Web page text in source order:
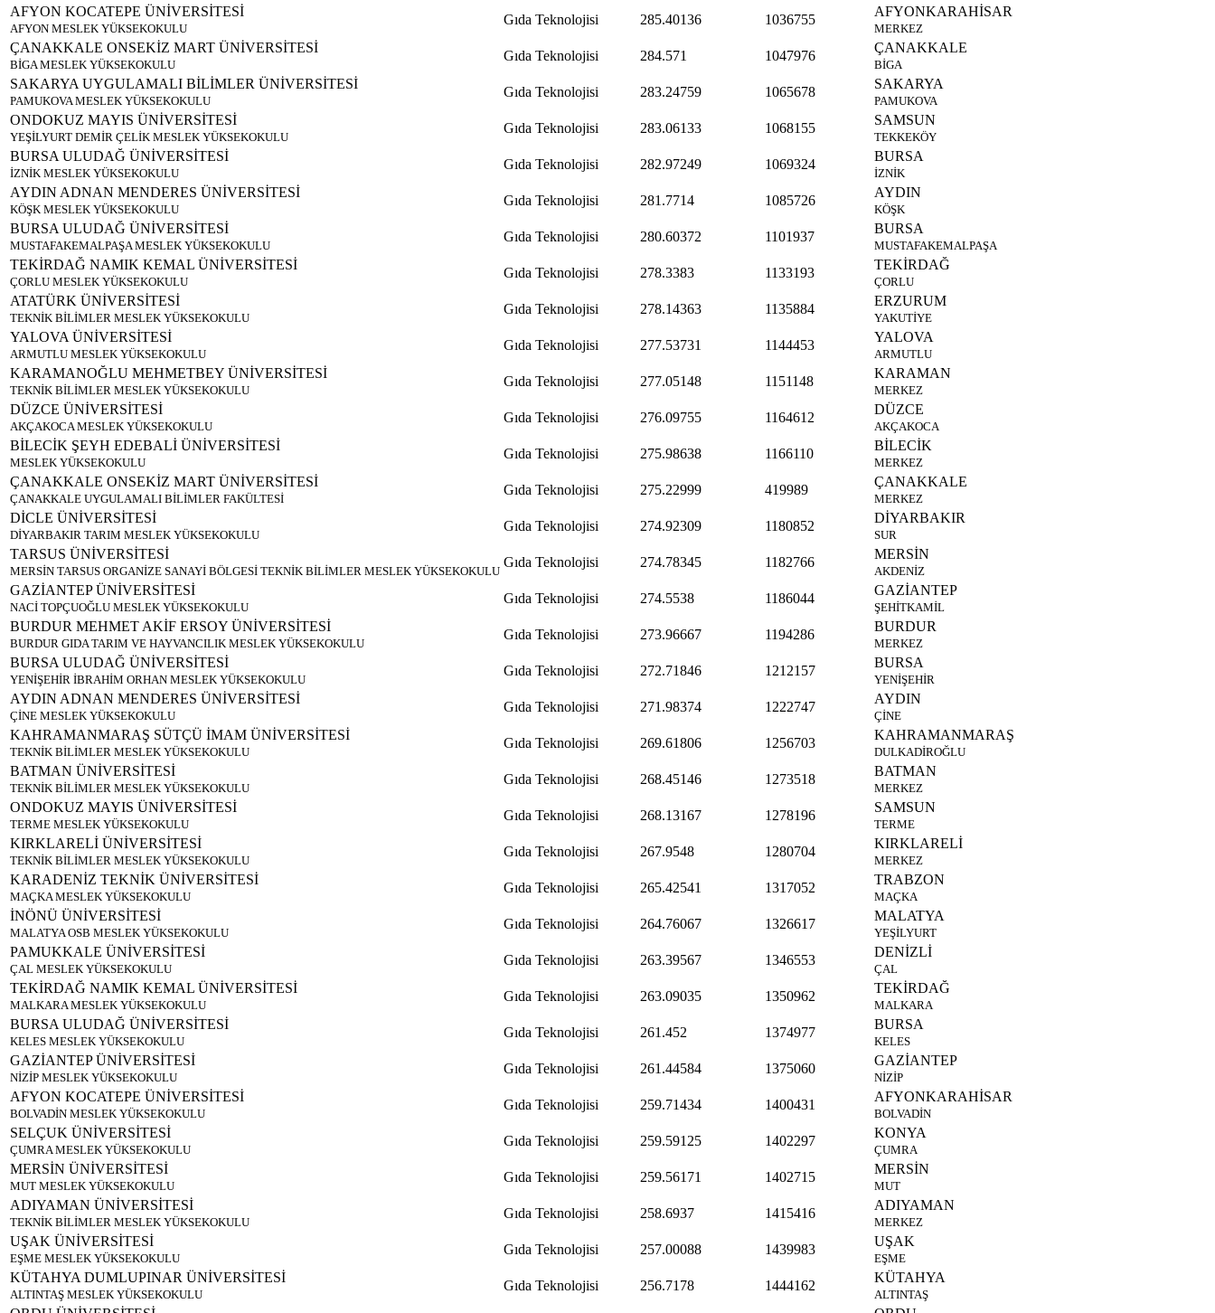
AFYON KOCATEPE ÜNİVERSİTESİ
AFYON MESLEK YÜKSEKOKULU
Gıda Teknolojisi 285.40136 1036755
AFYONKARAHİSAR
MERKEZ
ÇANAKKALE ONSEKİZ MART ÜNİVERSİTESİ
BİGA MESLEK YÜKSEKOKULU
Gıda Teknolojisi 284.571 1047976
ÇANAKKALE
BİGA
SAKARYA UYGULAMALI BİLİMLER ÜNİVERSİTESİ
PAMUKOVA MESLEK YÜKSEKOKULU
Gıda Teknolojisi 283.24759 1065678
SAKARYA
PAMUKOVA
ONDOKUZ MAYIS ÜNİVERSİTESİ
YEŞİLYURT DEMİR ÇELİK MESLEK YÜKSEKOKULU
Gıda Teknolojisi 283.06133 1068155
SAMSUN
TEKKEKÖY
BURSA ULUDAĞ ÜNİVERSİTESİ
İZNİK MESLEK YÜKSEKOKULU
Gıda Teknolojisi 282.97249 1069324
BURSA
İZNİK
AYDIN ADNAN MENDERES ÜNİVERSİTESİ
KÖŞK MESLEK YÜKSEKOKULU
Gıda Teknolojisi 281.7714 1085726
AYDIN
KÖŞK
BURSA ULUDAĞ ÜNİVERSİTESİ
MUSTAFAKEMALPAŞA MESLEK YÜKSEKOKULU
Gıda Teknolojisi 280.60372 1101937
BURSA
MUSTAFAKEMALPAŞA
TEKİRDAĞ NAMIK KEMAL ÜNİVERSİTESİ
ÇORLU MESLEK YÜKSEKOKULU
Gıda Teknolojisi 278.3383 1133193
TEKİRDAĞ
ÇORLU
ATATÜRK ÜNİVERSİTESİ
TEKNİK BİLİMLER MESLEK YÜKSEKOKULU
Gıda Teknolojisi 278.14363 1135884
ERZURUM
YAKUTİYE
YALOVA ÜNİVERSİTESİ
ARMUTLU MESLEK YÜKSEKOKULU
Gıda Teknolojisi 277.53731 1144453
YALOVA
ARMUTLU
KARAMANOĞLU MEHMETBEY ÜNİVERSİTESİ
TEKNİK BİLİMLER MESLEK YÜKSEKOKULU
Gıda Teknolojisi 277.05148 1151148
KARAMAN
MERKEZ
DÜZCE ÜNİVERSİTESİ
AKÇAKOCA MESLEK YÜKSEKOKULU
Gıda Teknolojisi 276.09755 1164612
DÜZCE
AKÇAKOCA
BİLECİK ŞEYH EDEBALİ ÜNİVERSİTESİ
MESLEK YÜKSEKOKULU
Gıda Teknolojisi 275.98638 1166110
BİLECİK
MERKEZ
ÇANAKKALE ONSEKİZ MART ÜNİVERSİTESİ
ÇANAKKALE UYGULAMALI BİLİMLER FAKÜLTESİ
Gıda Teknolojisi 275.22999 419989
ÇANAKKALE
MERKEZ
DİCLE ÜNİVERSİTESİ
DİYARBAKIR TARIM MESLEK YÜKSEKOKULU
Gıda Teknolojisi 274.92309 1180852
DİYARBAKIR
SUR
TARSUS ÜNİVERSİTESİ
MERSİN TARSUS ORGANİZE SANAYİ BÖLGESİ TEKNİK BİLİMLER MESLEK YÜKSEKOKULU
Gıda Teknolojisi 274.78345 1182766
MERSİN
AKDENİZ
GAZİANTEP ÜNİVERSİTESİ
NACİ TOPÇUOĞLU MESLEK YÜKSEKOKULU
Gıda Teknolojisi 274.5538 1186044
GAZİANTEP
ŞEHİTKAMİL
BURDUR MEHMET AKİF ERSOY ÜNİVERSİTESİ
BURDUR GIDA TARIM VE HAYVANCILIK MESLEK YÜKSEKOKULU
Gıda Teknolojisi 273.96667 1194286
BURDUR
MERKEZ
BURSA ULUDAĞ ÜNİVERSİTESİ
YENİŞEHİR İBRAHİM ORHAN MESLEK YÜKSEKOKULU
Gıda Teknolojisi 272.71846 1212157
BURSA
YENİŞEHİR
AYDIN ADNAN MENDERES ÜNİVERSİTESİ
ÇİNE MESLEK YÜKSEKOKULU
Gıda Teknolojisi 271.98374 1222747
AYDIN
ÇİNE
KAHRAMANMARAŞ SÜTÇÜ İMAM ÜNİVERSİTESİ
TEKNİK BİLİMLER MESLEK YÜKSEKOKULU
Gıda Teknolojisi 269.61806 1256703
KAHRAMANMARAŞ
DULKADİROĞLU
BATMAN ÜNİVERSİTESİ
TEKNİK BİLİMLER MESLEK YÜKSEKOKULU
Gıda Teknolojisi 268.45146 1273518
BATMAN
MERKEZ
ONDOKUZ MAYIS ÜNİVERSİTESİ
TERME MESLEK YÜKSEKOKULU
Gıda Teknolojisi 268.13167 1278196
SAMSUN
TERME
KIRKLARELİ ÜNİVERSİTESİ
TEKNİK BİLİMLER MESLEK YÜKSEKOKULU
Gıda Teknolojisi 267.9548 1280704
KIRKLARELİ
MERKEZ
KARADENİZ TEKNİK ÜNİVERSİTESİ
MAÇKA MESLEK YÜKSEKOKULU
Gıda Teknolojisi 265.42541 1317052
TRABZON
MAÇKA
İNÖNÜ ÜNİVERSİTESİ
MALATYA OSB MESLEK YÜKSEKOKULU
Gıda Teknolojisi 264.76067 1326617
MALATYA
YEŞİLYURT
PAMUKKALE ÜNİVERSİTESİ
ÇAL MESLEK YÜKSEKOKULU
Gıda Teknolojisi 263.39567 1346553
DENİZLİ
ÇAL
TEKİRDAĞ NAMIK KEMAL ÜNİVERSİTESİ
MALKARA MESLEK YÜKSEKOKULU
Gıda Teknolojisi 263.09035 1350962
TEKİRDAĞ
MALKARA
BURSA ULUDAĞ ÜNİVERSİTESİ
KELES MESLEK YÜKSEKOKULU
Gıda Teknolojisi 261.452 1374977
BURSA
KELES
GAZİANTEP ÜNİVERSİTESİ
NİZİP MESLEK YÜKSEKOKULU
Gıda Teknolojisi 261.44584 1375060
GAZİANTEP
NİZİP
AFYON KOCATEPE ÜNİVERSİTESİ
BOLVADİN MESLEK YÜKSEKOKULU
Gıda Teknolojisi 259.71434 1400431
AFYONKARAHİSAR
BOLVADİN
SELÇUK ÜNİVERSİTESİ
ÇUMRA MESLEK YÜKSEKOKULU
Gıda Teknolojisi 259.59125 1402297
KONYA
ÇUMRA
MERSİN ÜNİVERSİTESİ
MUT MESLEK YÜKSEKOKULU
Gıda Teknolojisi 259.56171 1402715
MERSİN
MUT
ADIYAMAN ÜNİVERSİTESİ
TEKNİK BİLİMLER MESLEK YÜKSEKOKULU
Gıda Teknolojisi 258.6937 1415416
ADIYAMAN
MERKEZ
UŞAK ÜNİVERSİTESİ
EŞME MESLEK YÜKSEKOKULU
Gıda Teknolojisi 257.00088 1439983
UŞAK
EŞME
KÜTAHYA DUMLUPINAR ÜNİVERSİTESİ
ALTINTAŞ MESLEK YÜKSEKOKULU
Gıda Teknolojisi 256.7178 1444162
KÜTAHYA
ALTINTAŞ